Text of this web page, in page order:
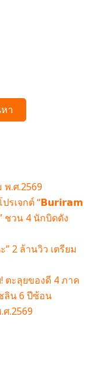
า
พ.ศ.2569
รเจกต์ “𝗕𝘂𝗿𝗶𝗿𝗮𝗺
ชวน 4 นักบิดดัง
2 ล้านวิว เตรียม
ตะลุยของดี 4 ภาค
ลิน 6 ปีซ้อน
.2569